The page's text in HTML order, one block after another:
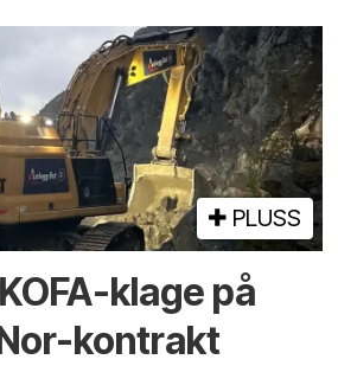
PLUSS
klage på
kontrakt